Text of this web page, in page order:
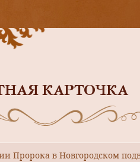
КАРТОЧКА
Пророка в Новгородском